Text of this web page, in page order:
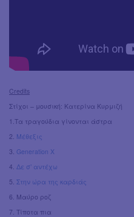
Credits
Στίχοι – μουσική: Κατερίνα Κυρμιζή
1.Τα τραγούδια γίνονται άστρα
2. Μέθεξις
3. Generation X
4. Δε σ’ αντέχω
5. Στην ώρα της καρδιάς
6. Μαύρο ροζ
7. Τίποτα πια